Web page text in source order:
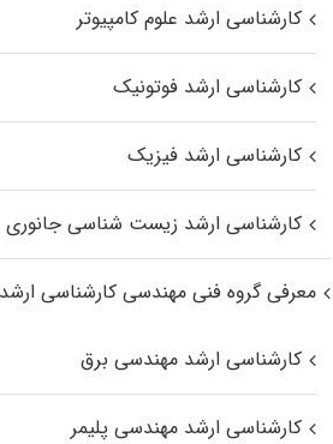
کارشناسی ارشد علوم کامپیوتر
کارشناسی ارشد فوتونیک
کارشناسی ارشد فیزیک
کارشناسی ارشد زیست‌ شناسی جانوری
معرفی گروه فنی مهندسی کارشناسی ارشد
کارشناسی ارشد مهندسی برق
کارشناسی ارشد مهندسی پلیمر